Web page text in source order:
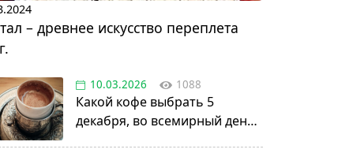
– древнее искусство переплета
10.03.2026 1088
Какой кофе выбрать 5
декабря, во всемирный день